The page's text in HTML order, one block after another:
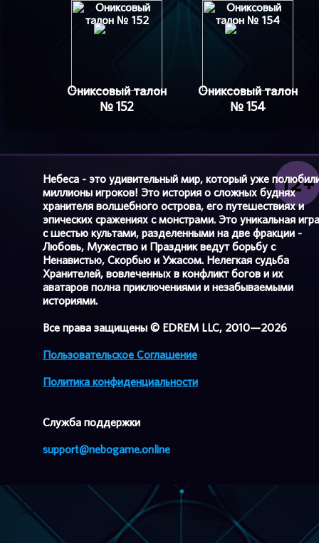
Ониксовый талон
№ 152
Ониксовый талон
№ 154
Небеса - это удивительный мир, который уже
миллионы игроков! Это история о сложных буднях
хранителя волшебного острова, его путешествиях и
эпических сражениях с монстрами. Это уникальная игра
с шестью культами, разделенными на две фракции -
Любовь, Мужество и Праздник ведут борьбу с
Ненавистью, Скорбью и Ужасом. Нелегкая судьба
Хранителей, вовлеченных в конфликт богов и их
аватаров полна приключениями и незабываемыми
историями.
Все права защищены © EDREM LLC, 2010—2026
Пользовательское Соглашение
Политика конфиденциальности
Cлужба поддержки
support@nebogame.online